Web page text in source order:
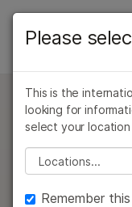
ラーニング
サポート
概要
タイプ別
研究分野別
装置の互換性別
お問い合わせ
Illumina
Enrichment
包括的で最新の
含む、高性能で高
Please
This is the
looking for
select your
Please select
Remember
高いコンテン
がん研究
微生物研究
農学研究
複雑な疾患